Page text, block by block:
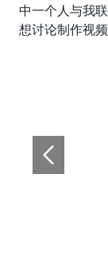
中一个人与我
想讨论制作视